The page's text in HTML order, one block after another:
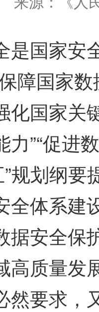
国家安
障国家
化国家关
力”“促进
”规划纲
全体系建
据安全保
高质量发
然要求，